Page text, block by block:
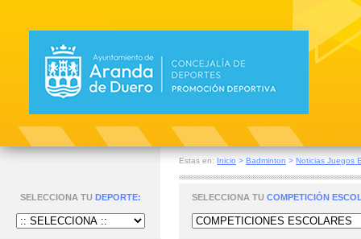
Estas en: Inicio > Badminton > Noticias Juegos
SELECCIONA TU DEPORTE: SELECCIONA TU COMPETICIÓN